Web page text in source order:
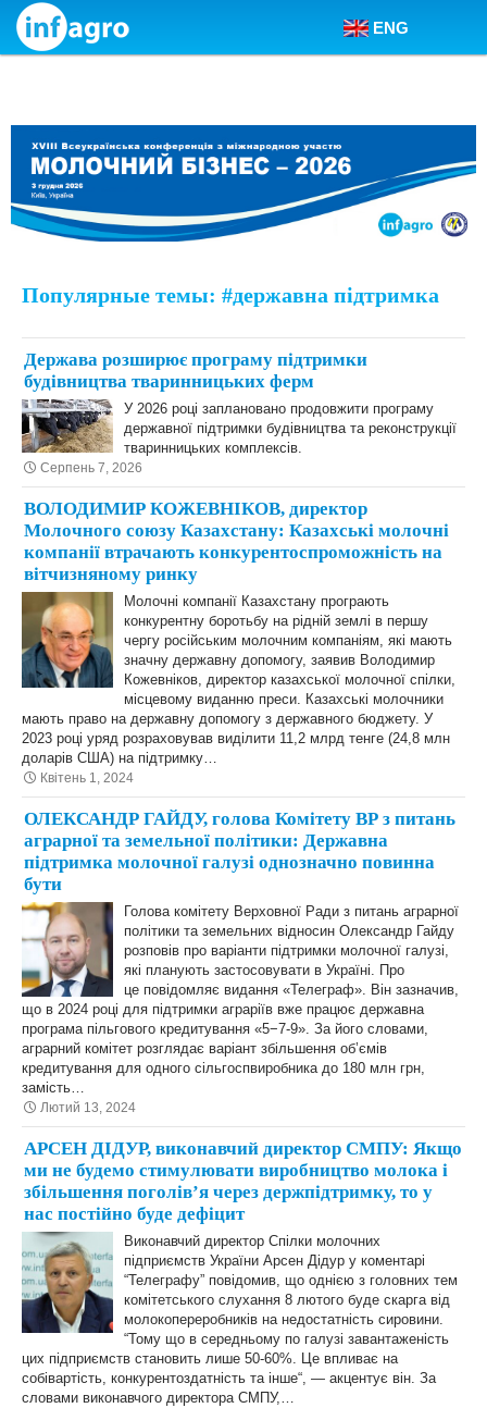
Skip to content
ENG
Популярные темы: #державна підтримка
Держава розширює програму підтримки
будівництва тваринницьких ферм
У 2026 році заплановано продовжити програму
державної підтримки будівництва та реконструкції
тваринницьких комплексів.
Серпень 7, 2026
ВОЛОДИМИР КОЖЕВНІКОВ, директор
Молочного союзу Казахстану: Казахські молочні
компанії втрачають конкурентоспроможність на
вітчизняному ринку
Молочні компанії Казахстану програють
конкурентну боротьбу на рідній землі в першу
чергу російським молочним компаніям, які мають
значну державну допомогу, заявив Володимир
Кожевніков, директор казахської молочної спілки,
місцевому виданню преси. Казахські молочники
мають право на державну допомогу з державного бюджету. У
2023 році уряд розраховував виділити 11,2 млрд тенге (24,8 млн
доларів США) на підтримку…
Квітень 1, 2024
ОЛЕКСАНДР ГАЙДУ, голова Комітету ВР з питань
аграрної та земельної політики: Державна
підтримка молочної галузі однозначно повинна
бути
Голова комітету Верховної Ради з питань аграрної
політики та земельних відносин Олександр Гайду
розповів про варіанти підтримки молочної галузі,
які планують застосовувати в Україні. Про
це повідомляє видання «Телеграф». Він зазначив,
що в 2024 році для підтримки аграріїв вже працює державна
програма пільгового кредитування «5−7-9». За його словами,
аграрний комітет розглядає варіант збільшення об’ємів
кредитування для одного сільгоспвиробника до 180 млн грн,
замість…
Лютий 13, 2024
АРСЕН ДІДУР, виконавчий директор СМПУ: Якщо
ми не будемо стимулювати виробництво молока і
збільшення поголів’я через держпідтримку, то у
нас постійно буде дефіцит
Виконавчий директор Спілки молочних
підприємств України Арсен Дідур у коментарі
“Телеграфу” повідомив, що однією з головних тем
комітетського слухання 8 лютого буде скарга від
молокопереробників на недостатність сировини.
“Тому що в середньому по галузі завантаженість
цих підприємств становить лише 50-60%. Це впливає на
собівартість, конкурентоздатність та інше“, — акцентує він. За
словами виконавчого директора СМПУ,…